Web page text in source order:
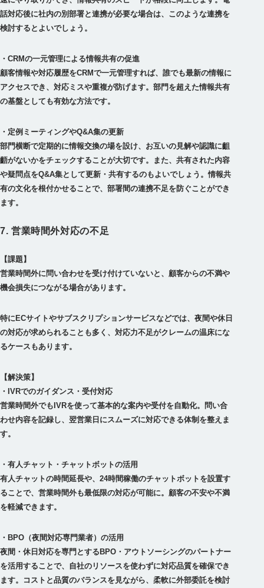
話対応後に社内の別部署と連携が必要な場合は、このような連携を
・CRMの一元管理による情報共有の促進
顧客情報や対応履歴をCRMで一元管理すれば、誰でも最新の情報に
アクセスでき、対応ミスや重複が防げます。部門を超えた情報共有
・定例ミーティングやQ&A集の更新
部門横断で定期的に情報交換の場を設け、お互いの見解や認識に齟
齬がないかをチェックすることが大切です。また、共有された内容
や疑問点をQ&A集として更新・共有するのもよいでしょう。情報共
有の文化を根付かせることで、部署間の連携不足を防ぐことができ
7. 営業時間外対応の不足
【課題】
営業時間外に問い合わせを受け付けていないと、顧客からの不満や
特にECサイトやサブスクリプションサービスなどでは、夜間や休日
の対応が求められることも多く、対応力不足がクレームの温床にな
るケースもあります。
【解決策】
・IVRでのガイダンス・受付対応
営業時間外でもIVRを使って基本的な案内や受付を自動化。問い合
わせ内容を記録し、翌営業日にスムーズに対応できる体制を整えま
・有人チャット・チャットボットの活用
有人チャットの時間延長や、24時間稼働のチャットボットを設置す
ることで、営業時間外も最低限の対応が可能に。顧客の不安や不満
・BPO（夜間対応専門業者）の活用
夜間・休日対応を専門とするBPO・アウトソーシングのパートナー
を活用することで、自社のリソースを使わずに対応品質を確保でき
ます。コストと品質のバランスを見ながら、柔軟に外部委託を検討